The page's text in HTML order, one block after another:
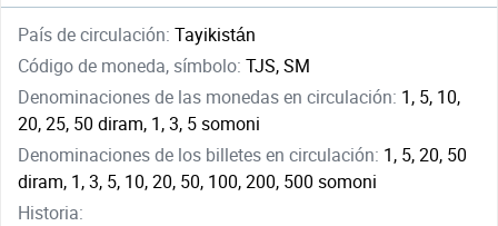
País de circulación: Tayikistán
Código de moneda, símbolo: TJS, SM
Denominaciones de las monedas en circulación: 1, 5, 10,
20, 25, 50 diram, 1, 3, 5 somoni
Denominaciones de los billetes en circulación: 1, 5, 20, 50
diram, 1, 3, 5, 10, 20, 50, 100, 200, 500 somoni
Historia: